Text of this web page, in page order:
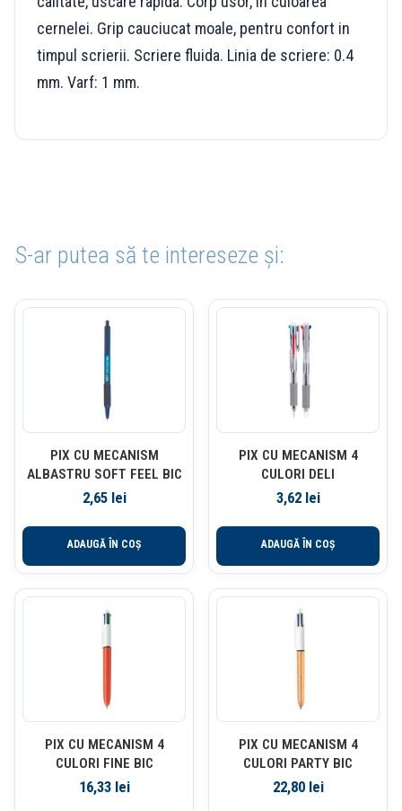
cernelei. Grip cauciucat moale, pentru confort in
timpul scrierii. Scriere fluida. Linia de scriere: 0.4
mm. Varf: 1 mm.
S-ar putea să te intereseze și:
PIX CU MECANISM
ALBASTRU SOFT FEEL BIC
2,65 lei
ADAUGĂ ÎN COȘ
PIX CU MECANISM 4
CULORI DELI
3,62 lei
ADAUGĂ ÎN COȘ
PIX CU MECANISM 4
CULORI FINE BIC
16,33 lei
PIX CU MECANISM 4
CULORI PARTY BIC
22,80 lei